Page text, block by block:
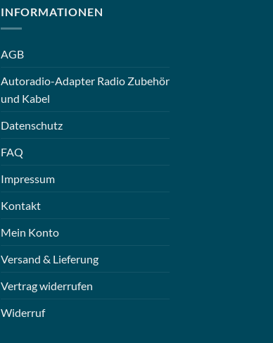
INFORMATIONEN
AGB
Autoradio-Adapter Radio Zubehör
und Kabel
Datenschutz
FAQ
Impressum
Kontakt
Mein Konto
Versand & Lieferung
Vertrag widerrufen
Widerruf